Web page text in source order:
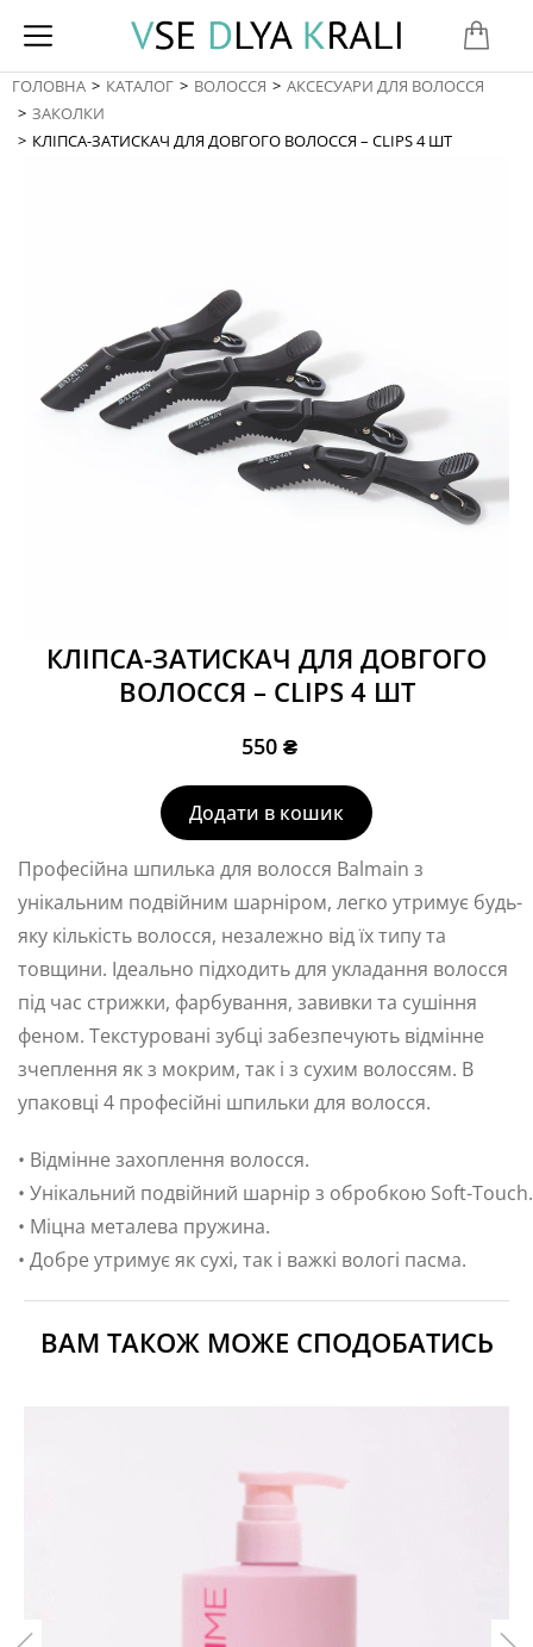
You are here:
ГОЛОВНА КАТАЛОГ ВОЛОССЯ
АКСЕСУАРИ ДЛЯ ВОЛОССЯ
ЗАКОЛКИ
КЛІПСА-ЗАТИСКАЧ ДЛЯ ДОВГОГО ВОЛОССЯ – CLIPS 4 ШТ
КЛІПСА-ЗАТИСКАЧ ДЛЯ ДОВГОГО
ВОЛОССЯ – CLIPS 4 ШТ
550 ₴
Додати в кошик
Професійна шпилька для волосся Balmain з
унікальним подвійним шарніром, легко утримує будь-
яку кількість волосся, незалежно від їх типу та
товщини. Ідеально підходить для укладання волосся
під час стрижки, фарбування, завивки та сушіння
феном. Текстуровані зубці забезпечують відмінне
зчеплення як з мокрим, так і з сухим волоссям. В
упаковці 4 професійні шпильки для волосся.
• Відмінне захоплення волосся.
• Унікальний подвійний шарнір з обробкою Soft-Touch.
• Міцна металева пружина.
• Добре утримує як сухі, так і важкі вологі пасма.
ВАМ ТАКОЖ МОЖЕ СПОДОБАТИСЬ